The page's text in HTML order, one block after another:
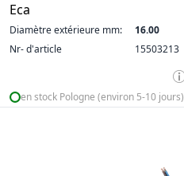
Eca
Diamètre extérieure mm:
16.00
Nr- d'article
15503213
en stock Pologne (environ 5-10 jours)